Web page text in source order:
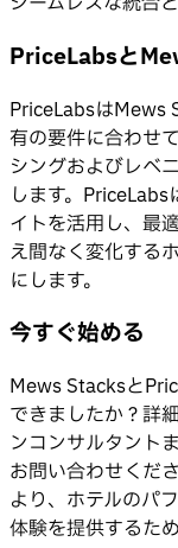
PriceLabsと
PriceLabsはMews
有の要件に合わせ
シングおよびレベ
します。
イトを活用し、最
え間なく変化する
にします。
今すぐ始める
Mews Stacksと
できましたか？詳
ンコンサルタント
お問い合わせくだ
より、ホテルのパ
体験を提供するた